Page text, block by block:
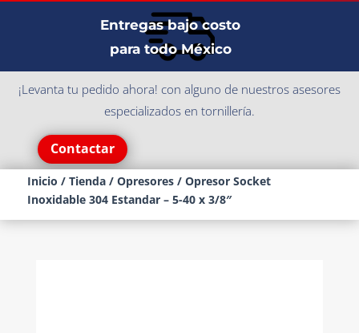
Entregas bajo costo
para todo México
¡Levanta tu pedido ahora! con alguno de nuestros asesores
especializados en tornillería.
Contactar
Inicio / Tienda/ Opresores/ Opresor Socket
Inoxidable 304 Estandar – 5-40 x 3/8″